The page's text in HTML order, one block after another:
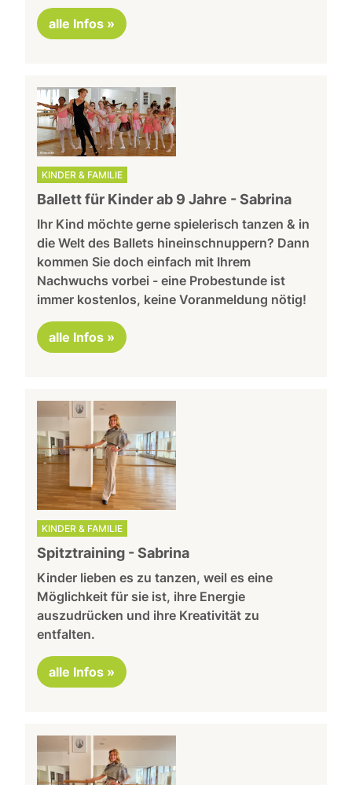
alle Infos »
KINDER & FAMILIE
Ballett für Kinder ab 9 Jahre - Sabrina
Ihr Kind möchte gerne spielerisch tanzen & in
die Welt des Ballets hineinschnuppern? Dann
kommen Sie doch einfach mit Ihrem
Nachwuchs vorbei - eine Probestunde ist
immer kostenlos, keine Voranmeldung nötig!
alle Infos »
KINDER & FAMILIE
Spitztraining - Sabrina
Kinder lieben es zu tanzen, weil es eine
Möglichkeit für sie ist, ihre Energie
auszudrücken und ihre Kreativität zu
entfalten.
alle Infos »